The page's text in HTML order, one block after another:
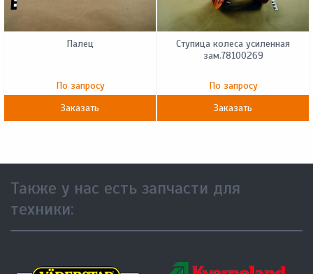
Палец
По запросу
Заказать
Ступица колеса усиленная
зам.78100269
По запросу
Заказать
Также у нас есть запчасти для
техники: